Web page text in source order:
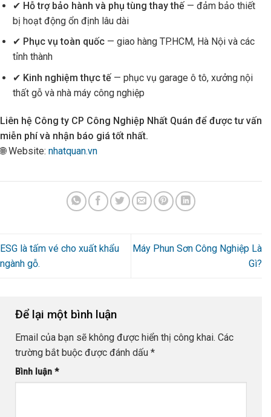
✔ Hỗ trợ bảo hành và phụ tùng thay thế— đảm bảo thiết
bị hoạt động ổn định lâu dài
✔ Phục vụ toàn quốc— giao hàng TP.HCM, Hà Nội và các
tỉnh thành
✔ Kinh nghiệm thực tế— phục vụ garage ô tô, xưởng nội
thất gỗ và nhà máy công nghiệp
Liên hệ Công ty CP Công Nghiệp Nhất Quán để được tư vấn
miễn phí và nhận báo giá tốt nhất.
🌐 Website: nhatquan.vn
ESG là tấm vé cho xuất khẩu
ngành gỗ.
Máy Phun Sơn Công Nghiệp Là
Gì?
Để lại một bình luận
Email của bạn sẽ không được hiển thị công khai. Các
trường bắt buộc được đánh dấu *
Bình luận *